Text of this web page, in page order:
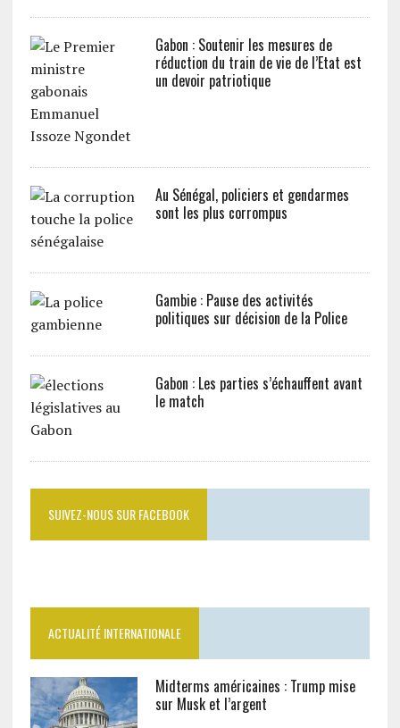
Gabon : Soutenir les mesures de
réduction du train de vie de l’Etat est
un devoir patriotique
Au Sénégal, policiers et gendarmes
sont les plus corrompus
Gambie : Pause des activités
politiques sur décision de la Police
Gabon : Les parties s’échauffent avant
le match
SUIVEZ-NOUS SUR FACEBOOK
ACTUALITÉ INTERNATIONALE
Midterms américaines : Trump mise
sur Musk et l’argent